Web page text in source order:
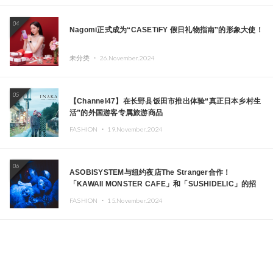
04
Nagomi正式成为“CASETiFY 假日礼物指南”的形象大使！
未分类 ・ 26.November.2024
05
【Channel47】在长野县饭田市推出体验“真正日本乡村生
活”的外国游客专属旅游商品
FASHION ・ 19.November.2024
06
ASOBISYSTEM与纽约夜店The Stranger合作！
「KAWAII MONSTER CAFE」和「SUSHIDELIC」的招
FASHION ・ 15.November.2024